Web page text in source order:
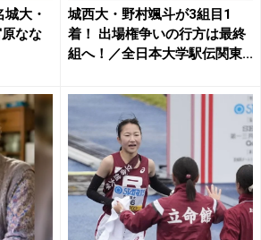
大・
なな
城西大・野村颯斗が3組目1
着！ 出場権争いの行方は最終
組へ！／全日本大学駅伝関東...